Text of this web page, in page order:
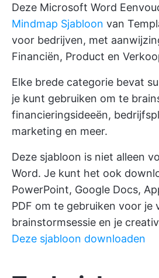
Deze Microsoft Word
Mindmap Sjabloon van
voor bedrijven, met
Financiën, Product en
Elke brede categorie bevat
je kunt gebruiken om te
financieringsideeën,
marketing en meer.
Deze sjabloon is niet alleen
Word. Je kunt het ook
PowerPoint, Google Docs,
PDF om te gebruiken voor je
brainstormsessie en je
Deze sjabloon downloaden